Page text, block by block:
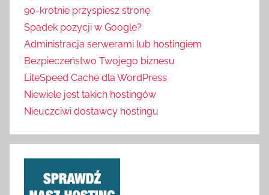
90-krotnie przyspiesz stronę
Spadek pozycji w Google?
Administracja serwerami lub hostingiem
Bezpieczeństwo Twojego biznesu
LiteSpeed Cache dla WordPress
Niewiele jest takich hostingów
Nieuczciwi dostawcy hostingu